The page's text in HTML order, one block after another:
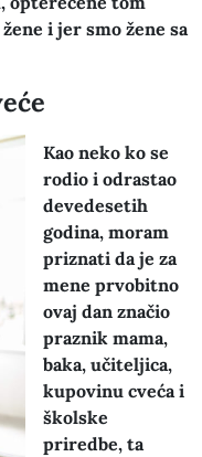
i jer smo žene sa
Kao neko ko se
rodio i odrastao
devedesetih
godina, moram
priznati da je za
mene prvobitno
ovaj dan značio
praznik mama,
baka, učiteljica,
kupovinu cveća i
školske
priredbe, ta